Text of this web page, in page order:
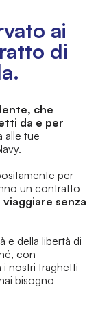
ai
di
che
da e per
alle tue
per
un contratto
senza
e della libertà di
con
nostri traghetti
bisogno